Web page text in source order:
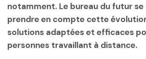
notamment. Le bureau du futur
prendre en compte cette
solutions adaptées et efficaces
personnes travaillant à distance.